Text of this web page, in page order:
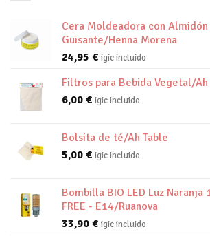
Cera Moldeadora con Almidón
Guisante/Henna Morena
24,95 € igic incluido
Filtros para Bebida Vegetal/Ah
6,00 € igic incluido
Bolsita de té/Ah Table
5,00 € igic incluido
Bombilla BIO LED Luz Naranja
FREE - E14/Ruanova
33,90 € igic incluido